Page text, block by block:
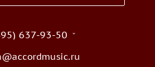
637-93-50